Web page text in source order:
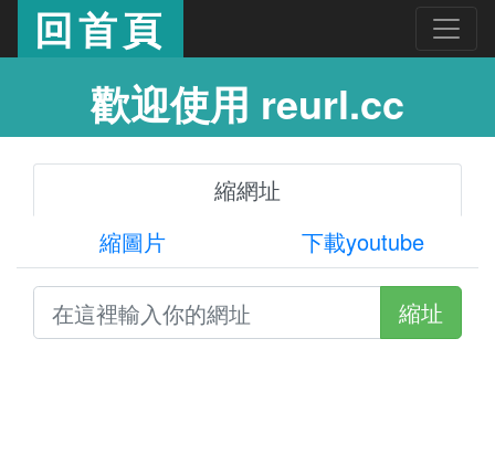
回首頁
歡迎使用 reurl.cc
縮網址
縮圖片
下載youtube
縮址